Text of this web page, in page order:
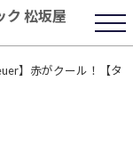
ク 松坂屋
】赤がクール！【タ